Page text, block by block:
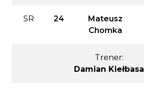
SR 24
Mateusz
Chomka
Trener:
Damian Kiełbasa